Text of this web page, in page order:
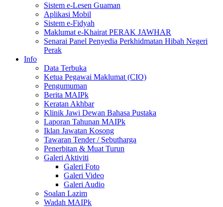
Sistem e-Lesen Guaman
Aplikasi Mobil
Sistem e-Fidyah
Maklumat e-Khairat PERAK JAWHAR
Senarai Panel Penyedia Perkhidmatan Hibah Negeri
Perak
Info
Data Terbuka
Ketua Pegawai Maklumat (CIO)
Pengumuman
Berita MAIPk
Keratan Akhbar
Klinik Jawi Dewan Bahasa Pustaka
Laporan Tahunan MAIPk
Iklan Jawatan Kosong
Tawaran Tender / Sebutharga
Penerbitan & Muat Turun
Galeri Aktiviti
Galeri Foto
Galeri Video
Galeri Audio
Soalan Lazim
Wadah MAIPk